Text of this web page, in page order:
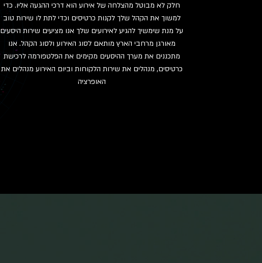
חלק לא מבוטל מהצלחה של אירוע הוא דרכי ההגעה אליו. כדי
למשוך את הקהל שלך לקנות כרטיסים וכדי לתת לו שירות טוב
על מנת שימשיך להגיע לאירועים שלך אנו מציעים שירות היסעים
מאורגן מרחבי הארץ מותאם לסוג האירוע ולסוג הקהל. אנו
מתכננים את מערך ההיסעים מקימים את הפלטפורמה לרכישת
כרטיסים, מנהלים את שירות הלקוחות וביום האירוע מנהלים את
האופרציה